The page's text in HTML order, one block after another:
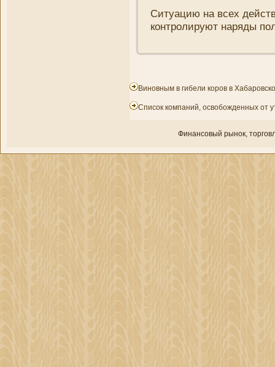
Ситуацию на всех
контролируют наряды
Виновным в гибели коров в
Список компаний, освобожденных от
Финансовый рынок,